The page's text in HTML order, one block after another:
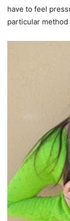
have to feel
particular